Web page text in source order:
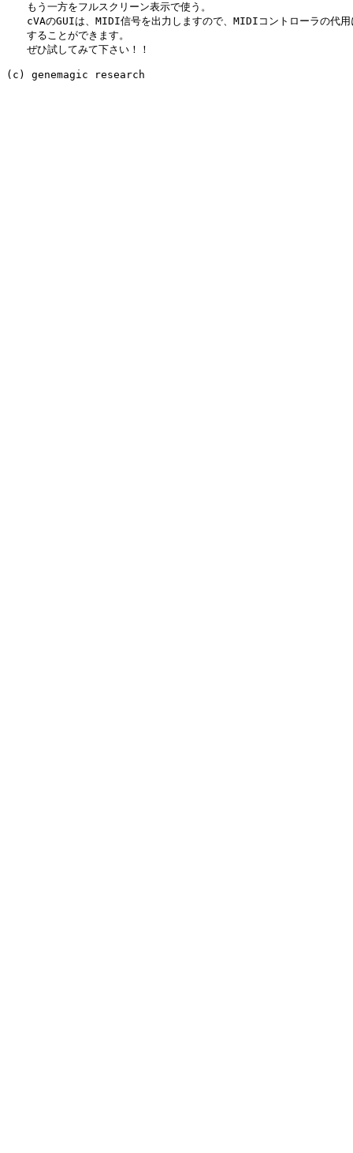
もう一方をフルスクリーン表示で使う。
cVAのGUIは、MIDI信号を出力しますので、MIDIコントローラの代用
することができます。
ぜひ試してみて下さい！！